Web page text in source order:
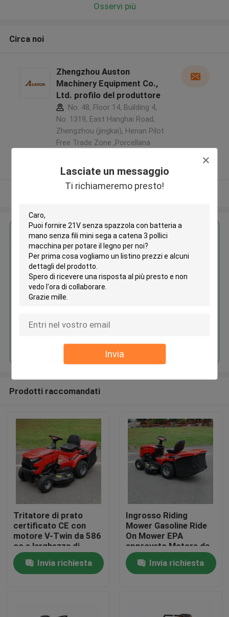
Lasciate un messaggio
Ti richiameremo presto!
Invia
Casa.
Video
Osservi più
Circa noi
Zhengzhou Auston
Machinery Equipment Co.,
Ltd. profilo del produttore
No. 48, Floor 14, Building 4,
No. 1319, East Hanghai Road,
Zhengzhou (jingkai), Henan Pilot
Free Trade Zone ,Porcellana
Fornitore verificato
Osservi più
Ottieni il miglior prezzo per
21V senza spazzola con batteria
a mano senza fili mini sega a
catena 3 pollici macchina per
Prodotti raccomandati
Tritatore di prato
certificato CE con
motore V-Twin da 586
cc e larghezza di
taglio di 40,2 pollici
con catturatore di
erba da 245 litri
Invia richiesta
Ingrosso Riding
Mower Gasoline Ride
On Mower EPA
approvato Motore da
420cc 38" Larghezza
di taglio Tractor per
prato OEM supporto
Invia richiesta